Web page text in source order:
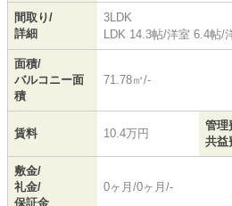
間取り/
詳細
3LDK
LDK 14.3帖/洋室 6.4帖/
面積/
バルコニー面
積
71.78㎡/-
賃料 10.4万円
管理
共益
敷金/
礼金/
保証金
0ヶ月/0ヶ月/-